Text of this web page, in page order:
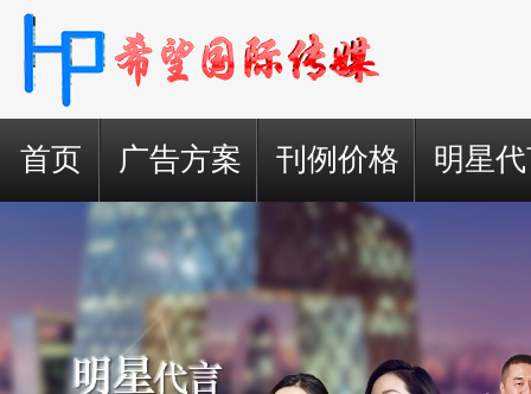
首页 广告方案 刊例价格 明星